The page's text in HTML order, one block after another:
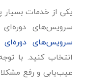
یکی از خدمات بسیار
سرویس‌های دوره‌ای
سرویس‌های دوره‌ای
انتخاب کنید. با
عیب‌یابی و رفع